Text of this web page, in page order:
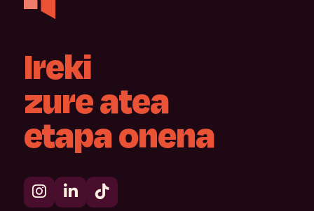
Ireki
zureatea
etapaonena